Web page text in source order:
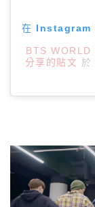
在 Instagram
BTS
分享的貼文 於